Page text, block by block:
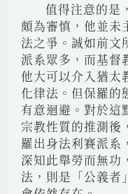
值得注意的是
頗為審慎，他並未
法之爭。誠如前文
派系眾多，而基督
他大可以介入猶太
化律法。但保羅的
有意迴避。對於這
宗教性質的推測後
羅出身法利賽派系
深知此舉勞而無功
法，則是「公義者